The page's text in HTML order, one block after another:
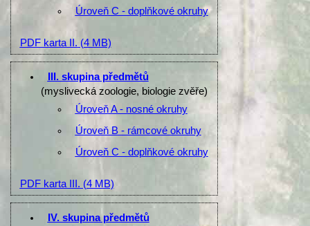
Úroveň C - doplňkové okruhy
PDF karta II. (4 MB)
III. skupina předmětů
(myslivecká zoologie, biologie zvěře)
Úroveň A - nosné okruhy
Úroveň B - rámcové okruhy
Úroveň C - doplňkové okruhy
PDF karta III. (4 MB)
IV. skupina předmětů